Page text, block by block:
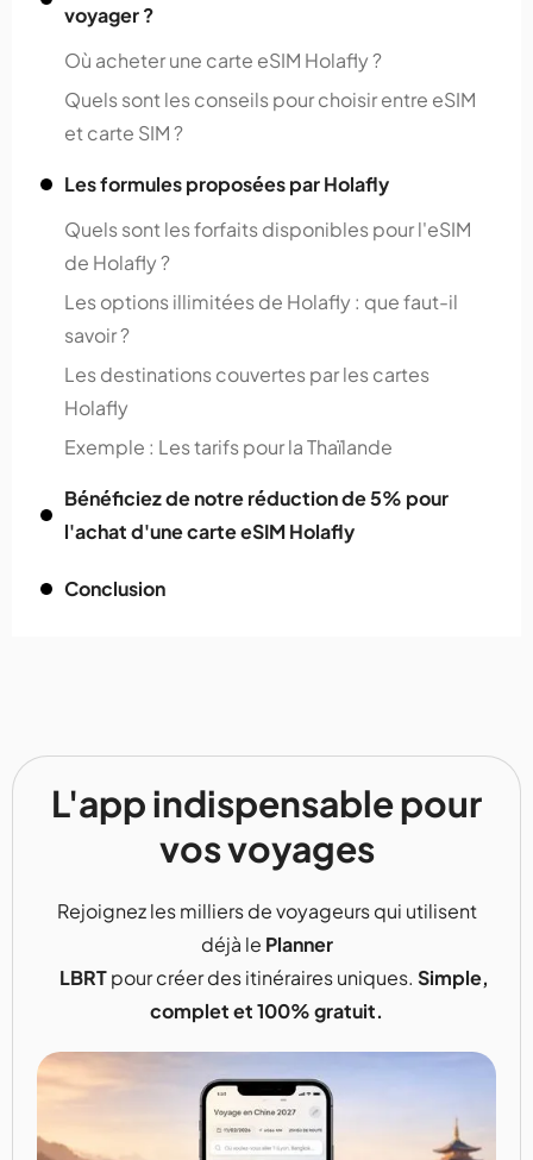
voyager ?
Où acheter une carte eSIM Holafly ?
Quels sont les conseils pour choisir entre eSIM
et carte SIM ?
Les formules proposées par Holafly
Quels sont les forfaits disponibles pour l'eSIM
de Holafly ?
Les options illimitées de Holafly : que faut-il
savoir ?
Les destinations couvertes par les cartes
Holafly
Exemple : Les tarifs pour la Thaïlande
Bénéficiez de notre réduction de 5% pour
l'achat d'une carte eSIM Holafly
Conclusion
L'app indispensable pour
vos voyages
Rejoignez les milliers de voyageurs qui utilisent
déjà le Planner
LBRTpour créer des itinéraires uniques. Simple,
complet et 100% gratuit.